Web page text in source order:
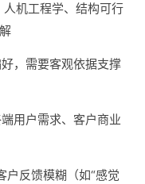
机工程学、结构可行
，需要客观依据支撑
用户需求、客户商业
户反馈模糊（如“感觉